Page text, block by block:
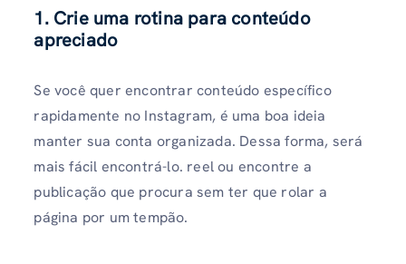
1. Crie uma rotina para conteúdo
apreciado
Se você quer encontrar conteúdo específico
rapidamente no Instagram, é uma boa ideia
manter sua conta organizada. Dessa forma, será
mais fácil encontrá-lo. reel ou encontre a
publicação que procura sem ter que rolar a
página por um tempão.